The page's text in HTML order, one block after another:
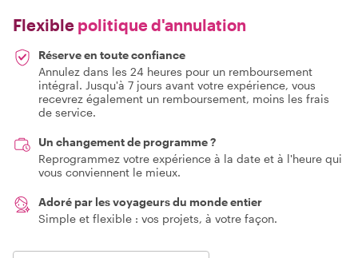
Flexible politique d'annulation
Réserve en toute confiance
Annulez dans les 24 heures pour un remboursement
intégral. Jusqu'à 7 jours avant votre expérience, vous
recevrez également un remboursement, moins les frais
de service.
Un changement de programme ?
Reprogrammez votre expérience à la date et à l'heure qui
vous conviennent le mieux.
Adoré par les voyageurs du monde entier
Simple et flexible : vos projets, à votre façon.